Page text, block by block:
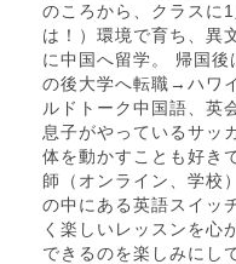
のころから、クラスに
は！）環境で育ち、異
に中国へ留学。 帰国
の後大学へ転職→ハワ
ルドトーク中国語、英
息子がやっているサッ
体を動かすことも好き
師（オンライン、学校
の中にある英語スイッ
く楽しいレッスンを心
できるのを楽しみにし